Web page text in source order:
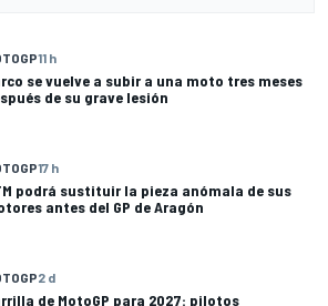
11 h
se vuelve a subir a una moto tres meses
de su grave lesión
17 h
podrá sustituir la pieza anómala de sus
antes del GP de Aragón
2 d
de MotoGP para 2027: pilotos